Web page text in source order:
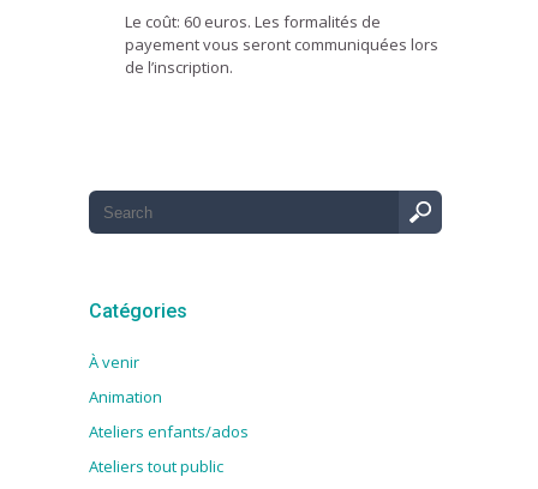
Le coût: 60 euros. Les formalités de
payement vous seront communiquées lors
de l’inscription.
Catégories
À venir
Animation
Ateliers enfants/ados
Ateliers tout public